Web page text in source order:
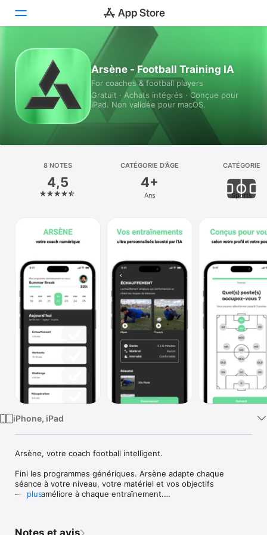
Aujourd’hui
Jeux
Apps
Arcade
Plateforme
iPhone
Watch
TV
Arsène - Football Training IA
For coaches & football players
Gratuit · Achats intégrés · Conçue pour
iPad. Non validée pour macOS.
8 NOTES
4,5
CATÉGORIE D’ÂGE
4+
Ans
CATÉGORIE
Sports
iPhone, iPad
Arsène, votre coach football intelligent.
Fini les programmes génériques. Arsène adapte chaque
séance à votre niveau, votre matériel et vos objectifs
— et s'améliore à chaque entraînement.
plus